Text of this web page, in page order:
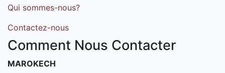
Qui sommes-nous?
Contactez-nous
Comment Nous Contacter
MAROKECH